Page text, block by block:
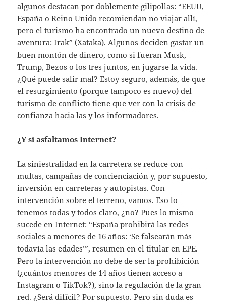
algunos destacan por doblemente gilipollas: “EEUU,
España o Reino Unido recomiendan no viajar allí,
pero el turismo ha encontrado un nuevo destino de
aventura: Irak” (Xataka). Algunos deciden gastar un
buen montón de dinero, como si fueran Musk,
Trump, Bezos o los tres juntos, en jugarse la vida.
¿Qué puede salir mal? Estoy seguro, además, de que
el resurgimiento (porque tampoco es nuevo) del
turismo de conflicto tiene que ver con la crisis de
confianza hacia las y los informadores.
¿Y si asfaltamos Internet?
La siniestralidad en la carretera se reduce con
multas, campañas de concienciación y, por supuesto,
inversión en carreteras y autopistas. Con
intervención sobre el terreno, vamos. Eso lo
tenemos todas y todos claro, ¿no? Pues lo mismo
sucede en Internet: “España prohibirá las redes
sociales a menores de 16 años: ‘Se falsearán más
todavía las edades’”, resumen en el titular en EPE.
Pero la intervención no debe de ser la prohibición
(¿cuántos menores de 14 años tienen acceso a
Instagram o TikTok?), sino la regulación de la gran
red. ¿Será difícil? Por supuesto. Pero sin duda es